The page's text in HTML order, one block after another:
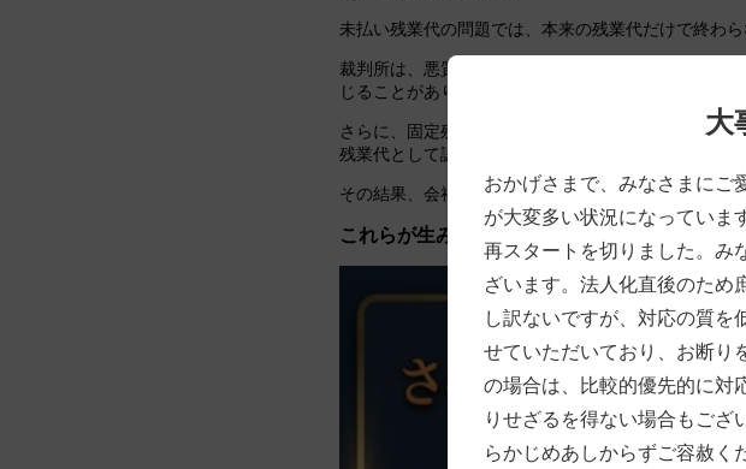
未払い残業代の問題では、本来の残業代だけで終わら
裁判所は、悪質なケースについて、未払い残業代と同
じることがあります。
さらに、固定残業代制度が否定された結果、固定残
残業代として認められず、基礎賃金の一部として再計
その結果、会社が想定していた以上の負担が生じる
これらが生み出す経営リスクとは
大
おかげさまで、みなさまにご
が大変多い状況になっていま
再スタートを切りました。み
ざいます。法人化直後のため
し訳ないですが、対応の質を
せていただいており、お断り
の場合は、比較的優先的に対
りせざるを得ない場合もござ
らかじめあしからずご容赦く